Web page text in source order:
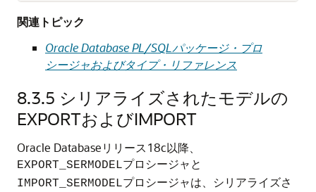
関連トピック
Oracle Database PL/SQLパッケージ・プロ
シージャおよびタイプ・リファレンス
8.3.5 シリアライズされたモデルの
EXPORTおよびIMPORT
Oracle Databaseリリース18c以降、
EXPORT_SERMODELプロシージャと
IMPORT_SERMODELプロシージャは、シリアライズさ